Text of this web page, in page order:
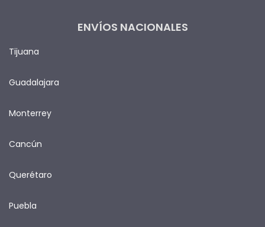
ENVÍOS NACIONALES
Tijuana
Guadalajara
Monterrey
Cancún
Querétaro
Puebla